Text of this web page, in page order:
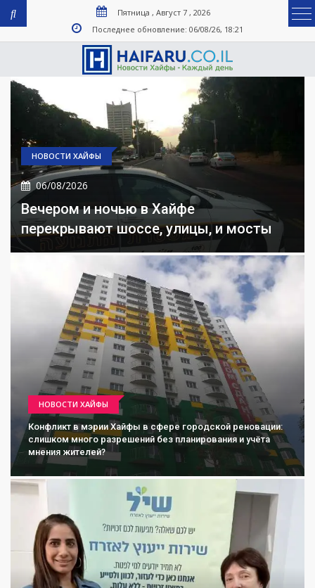
Пятница , Август 7 , 2026
Последнее обновление: 06/08/26, 18:21
НОВОСТИ ХАЙФЫ
06/08/2026
Вечером и ночью в Хайфе
перекрывают шоссе, улицы, и мосты
НОВОСТИ ХАЙФЫ
Конфликт в мэрии Хайфы в сфере городской реновации:
слишком много разрешений без планирования и учёта
мнения жителей?